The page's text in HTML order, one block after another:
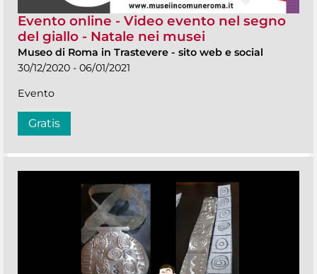
Evento online - Video evento nel segno
del giallo - Natale nei musei
Museo di Roma in Trastevere - sito web e social
30/12/2020 - 06/01/2021
Evento
Gratis